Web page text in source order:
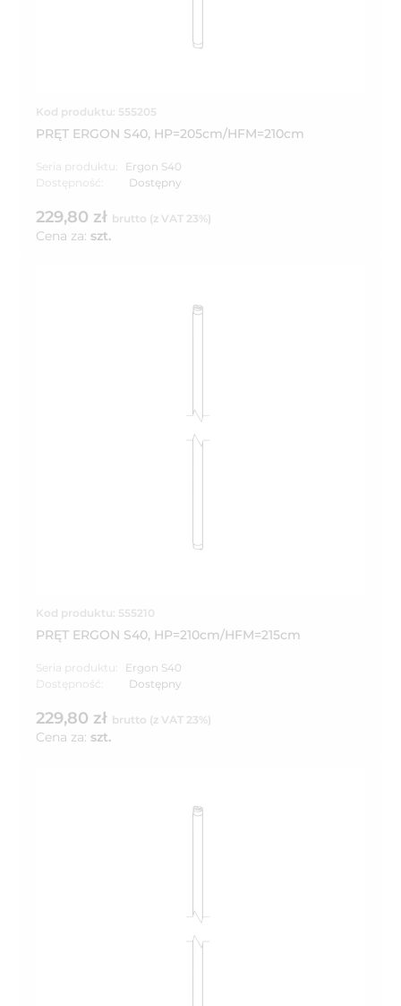
Kod produktu: 555205
PRĘT ERGON S40, HP=205cm/HFM=210cm
Seria produktu:
Ergon S40
Dostępność:
Dostępny
229,80 zł brutto (z VAT 23%)
Cena za: szt.
Kod produktu: 555210
PRĘT ERGON S40, HP=210cm/HFM=215cm
Seria produktu:
Ergon S40
Dostępność:
Dostępny
229,80 zł brutto (z VAT 23%)
Cena za: szt.